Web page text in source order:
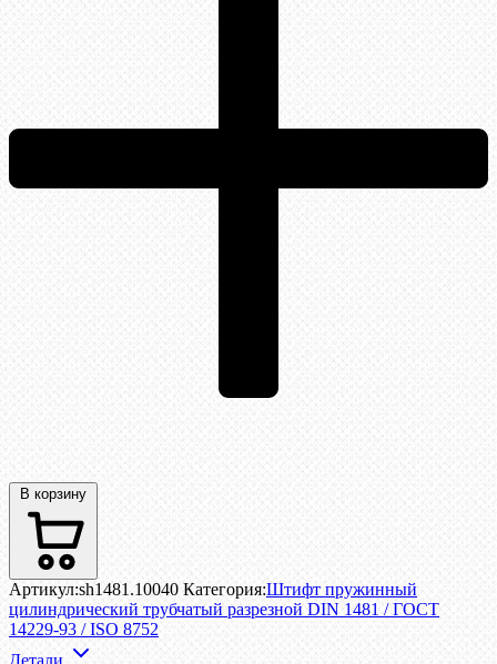
В корзину
Артикул:sh1481.10040 Категория:Штифт пружинный
цилиндрический трубчатый разрезной DIN 1481 / ГОСТ
14229-93 / ISO 8752